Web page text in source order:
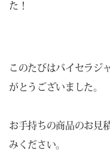
た！
このたびはバイセラジ
がとうございました。
お手持ちの商品のお見
みください。